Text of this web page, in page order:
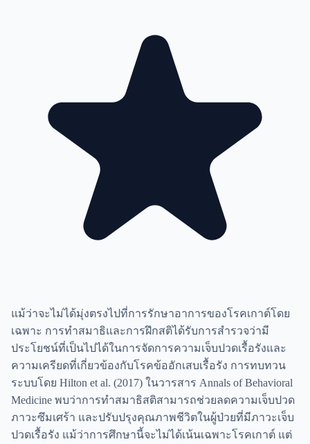
แม้ว่าจะไม่ได้มุ่งตรงไปที่การรักษาอาการของโรคเกาต์โดย
เฉพาะ การทำสมาธิและการฝึกสติได้รับการสำรวจว่ามี
ประโยชน์ที่เป็นไปได้ในการจัดการความเจ็บปวดเรื้อรังและ
ความเครียดที่เกี่ยวข้องกับโรคข้ออักเสบเรื้อรัง การทบทวน
ระบบโดย Hilton et al. (2017) ในวารสาร Annals of Behavioral
Medicine พบว่าการทำสมาธิสติสามารถช่วยลดความเจ็บปวด
ภาวะซึมเศร้า และปรับปรุงคุณภาพชีวิตในผู้ป่วยที่มีภาวะเจ็บ
ปวดเรื้อรัง แม้ว่าการศึกษานี้จะไม่ได้เน้นเฉพาะโรคเกาต์ แต่